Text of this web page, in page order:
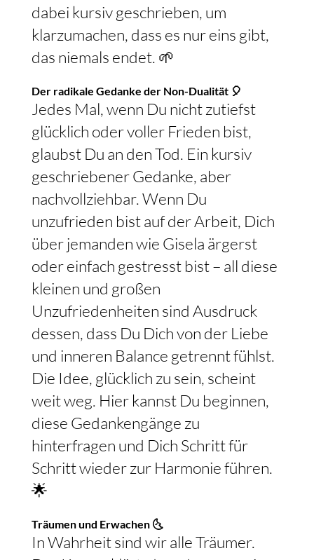
dabei kursiv geschrieben, um
klarzumachen, dass es nur eins gibt,
das niemals endet. 🌱
Der radikale Gedanke der Non-Dualität 🎈
Jedes Mal, wenn Du nicht zutiefst
glücklich oder voller Frieden bist,
glaubst Du an den Tod. Ein kursiv
geschriebener Gedanke, aber
nachvollziehbar. Wenn Du
unzufrieden bist auf der Arbeit, Dich
über jemanden wie Gisela ärgerst
oder einfach gestresst bist – all diese
kleinen und großen
Unzufriedenheiten sind Ausdruck
dessen, dass Du Dich von der Liebe
und inneren Balance getrennt fühlst.
Die Idee, glücklich zu sein, scheint
weit weg. Hier kannst Du beginnen,
diese Gedankengänge zu
hinterfragen und Dich Schritt für
Schritt wieder zur Harmonie führen.
🌟
Träumen und Erwachen 🌜
In Wahrheit sind wir alle Träumer.